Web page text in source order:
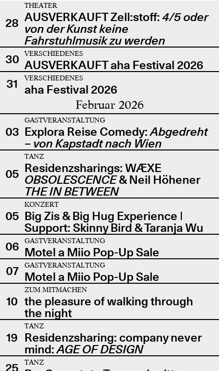
28
THEATER
AUSVERKAUFT Zell:stoff: 4/5 oder
von der Kunst keine
Fahrstuhlmusik zu werden
30
VERSCHIEDENES
AUSVERKAUFT aha Festival 2026
31
VERSCHIEDENES
aha Festival 2026
Februar 2026
03
GASTVERANSTALTUNG
Explora Reise Comedy:Abgedreht
– von Kapstadt nach Wien
05
TANZ
Residenzsharings: WÆXE
OBSOLESCENCE& Neil Höhener
THE IN BETWEEN
05
KONZERT
Big Zis & Big Hug Experience |
Support: Skinny Bird & Taranja Wu
06
GASTVERANSTALTUNG
Motel a Miio Pop-Up Sale
07
GASTVERANSTALTUNG
Motel a Miio Pop-Up Sale
10
ZUM MITMACHEN
the pleasure of walking through
the night
19
TANZ
Residenzsharing: company never
mind:AGE OF DESIGN
25
TANZ